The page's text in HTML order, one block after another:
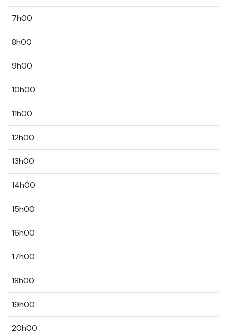
7h00
8h00
9h00
10h00
11h00
12h00
13h00
14h00
15h00
16h00
17h00
18h00
19h00
20h00